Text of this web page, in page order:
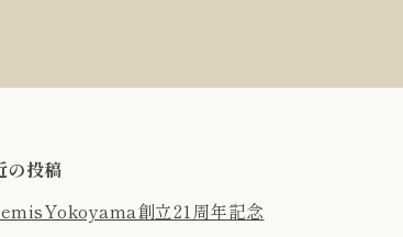
の投稿
創立21周年記念